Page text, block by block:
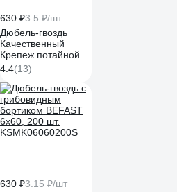
630 ₽3.5 ₽/шт
Дюбель-гвоздь
Качественный
Крепеж потайной
бортик 6х60 180 шт
1000617 КЧ
4.4(13)
630 ₽3.15 ₽/шт